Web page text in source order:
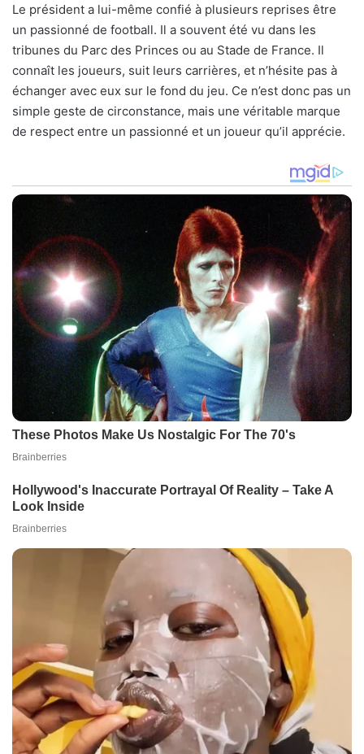
Le président a lui-même confié à plusieurs reprises être
un passionné de football. Il a souvent été vu dans les
tribunes du Parc des Princes ou au Stade de France. Il
connaît les joueurs, suit leurs carrières, et n’hésite pas à
échanger avec eux sur le fond du jeu. Ce n’est donc pas un
simple geste de circonstance, mais une véritable marque
de respect entre un passionné et un joueur qu’il apprécie.